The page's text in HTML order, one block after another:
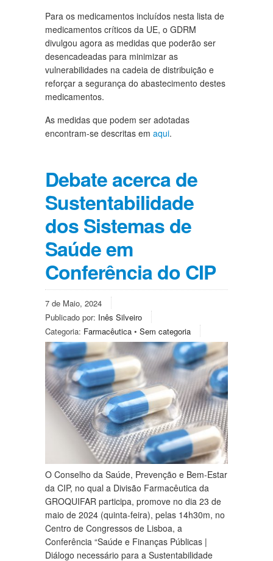
Para os medicamentos incluídos nesta lista de
medicamentos críticos da UE, o GDRM
divulgou agora as medidas que poderão ser
desencadeadas para minimizar as
vulnerabilidades na cadeia de distribuição e
reforçar a segurança do abastecimento destes
medicamentos.
As medidas que podem ser adotadas
encontram-se descritas em aqui.
Debate acerca de
Sustentabilidade
dos Sistemas de
Saúde em
Conferência do CIP
7 de Maio, 2024
Publicado por: Inês Silveiro
Categoria: Farmacêutica • Sem categoria
O Conselho da Saúde, Prevenção e Bem-Estar
da CIP, no qual a Divisão Farmacêutica da
GROQUIFAR participa, promove no dia 23 de
maio de 2024 (quinta-feira), pelas 14h30m, no
Centro de Congressos de Lisboa, a
Conferência “Saúde e Finanças Públicas |
Diálogo necessário para a Sustentabilidade